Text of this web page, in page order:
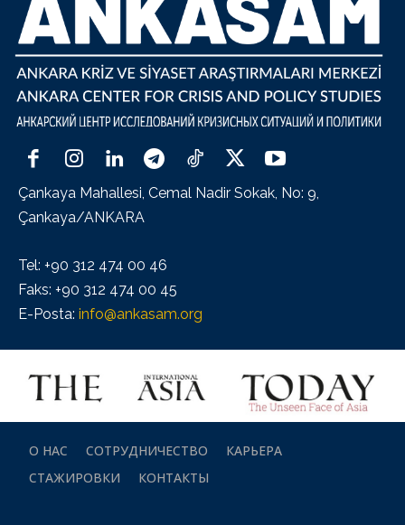
Çankaya Mahallesi, Cemal Nadir Sokak, No: 9,
Çankaya/ANKARA
Tel: +90 312 474 00 46
Faks: +90 312 474 00 45
E-Posta: info@ankasam.org
О НАС СОТРУДНИЧЕСТВО
КАРЬЕРА
СТАЖИРОВКИ
КОНТАКТЫ